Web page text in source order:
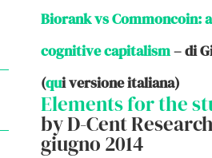
Biorank vs Commoncoin:
cognitive capitalism– di
(qui versione italiana)
Elements for the
by D-Cent
giugno 2014